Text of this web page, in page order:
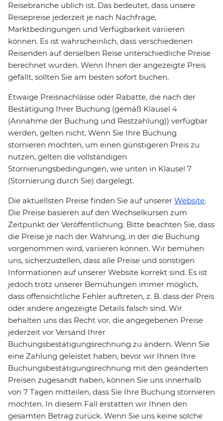
Reisebranche üblich ist. Das bedeutet, dass unsere
Reisepreise jederzeit je nach Nachfrage,
Marktbedingungen und Verfügbarkeit variieren
können. Es ist wahrscheinlich, dass verschiedenen
Reisenden auf derselben Reise unterschiedliche Preise
berechnet wurden. Wenn Ihnen der angezeigte Preis
gefällt, sollten Sie am besten sofort buchen.
Etwaige Preisnachlässe oder Rabatte, die nach der
Bestätigung Ihrer Buchung (gemäß Klausel 4
(Annahme der Buchung und Restzahlung)) verfügbar
werden, gelten nicht. Wenn Sie Ihre Buchung
stornieren möchten, um einen günstigeren Preis zu
nutzen, gelten die vollständigen
Stornierungsbedingungen, wie unten in Klausel 7
(Stornierung durch Sie) dargelegt.
Die aktuellsten Preise finden Sie auf unserer Website.
Die Preise basieren auf den Wechselkursen zum
Zeitpunkt der Veröffentlichung. Bitte beachten Sie, dass
die Preise je nach der Währung, in der die Buchung
vorgenommen wird, variieren können. Wir bemühen
uns, sicherzustellen, dass alle Preise und sonstigen
Informationen auf unserer Website korrekt sind. Es ist
jedoch trotz unserer Bemühungen immer möglich,
dass offensichtliche Fehler auftreten, z. B. dass der Preis
oder andere angezeigte Details falsch sind. Wir
behalten uns das Recht vor, die angegebenen Preise
jederzeit vor Versand Ihrer
Buchungsbestätigungsrechnung zu ändern. Wenn Sie
eine Zahlung geleistet haben, bevor wir Ihnen Ihre
Buchungsbestätigungsrechnung mit den geänderten
Preisen zugesandt haben, können Sie uns innerhalb
von 7 Tagen mitteilen, dass Sie Ihre Buchung stornieren
möchten. In diesem Fall erstatten wir Ihnen den
gesamten Betrag zurück. Wenn Sie uns keine solche